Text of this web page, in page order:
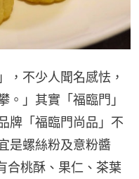
，不少人聞名感怯，
。」其實「福臨門」
牌「福臨門尚品」不
是螺絲粉及意粉醬
合桃酥、果仁、茶葉